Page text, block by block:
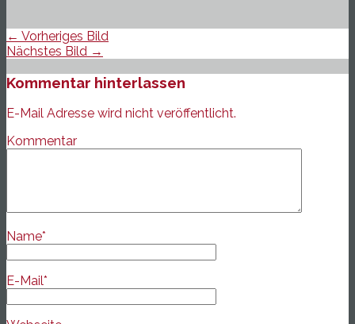
← Vorheriges Bild
Nächstes Bild →
Kommentar hinterlassen
E-Mail Adresse wird nicht veröffentlicht.
Kommentar
Name*
E-Mail*